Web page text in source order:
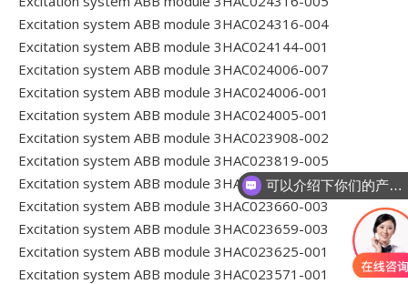
Excitation system ABB module 3HAC024316-004
Excitation system ABB module 3HAC024144-001
Excitation system ABB module 3HAC024006-007
Excitation system ABB module 3HAC024006-001
Excitation system ABB module 3HAC024005-001
Excitation system ABB module 3HAC023908-002
Excitation system ABB module 3HAC023819-005
Excitation system ABB module 3HAC023715-001
Excitation system ABB module 3HAC023660-003
Excitation system ABB module 3HAC023659-003
Excitation system ABB module 3HAC023625-001
Excitation system ABB module 3HAC023571-001
可以介绍下你们的产品么
你们是怎么收费的